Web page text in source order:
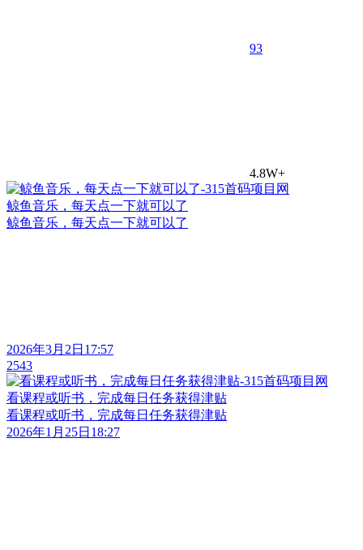
93
4.8W+
鲸鱼音乐，每天点一下就可以了
鲸鱼音乐，每天点一下就可以了
2026年3月2日17:57
2543
看课程或听书，完成每日任务获得津贴
看课程或听书，完成每日任务获得津贴
2026年1月25日18:27